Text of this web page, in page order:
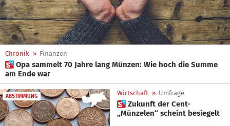
Chronik » Finanzen
 Opa sammelt 70 Jahre lang Münzen: Wie hoch die Summe
am Ende war
ABSTIMMUNG Wirtschaft » Umfrage
 Zukunft der Cent-
„Münzelen“ scheint besiegelt